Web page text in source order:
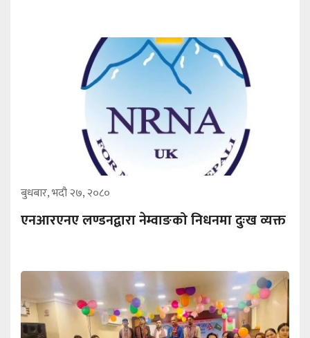
बुधबार, भदौ २७, २०८०
एनआरएनए लण्डनद्वारा नेम्वाङको निधनमा दुःख व्यक्त